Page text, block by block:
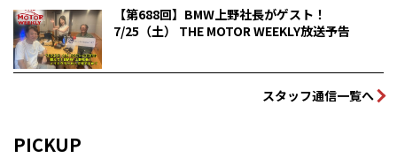
【第688回】BMW上野社長がゲスト！
7/25（土） THE MOTOR WEEKLY放送予告
スタッフ通信一覧へ
PICKUP